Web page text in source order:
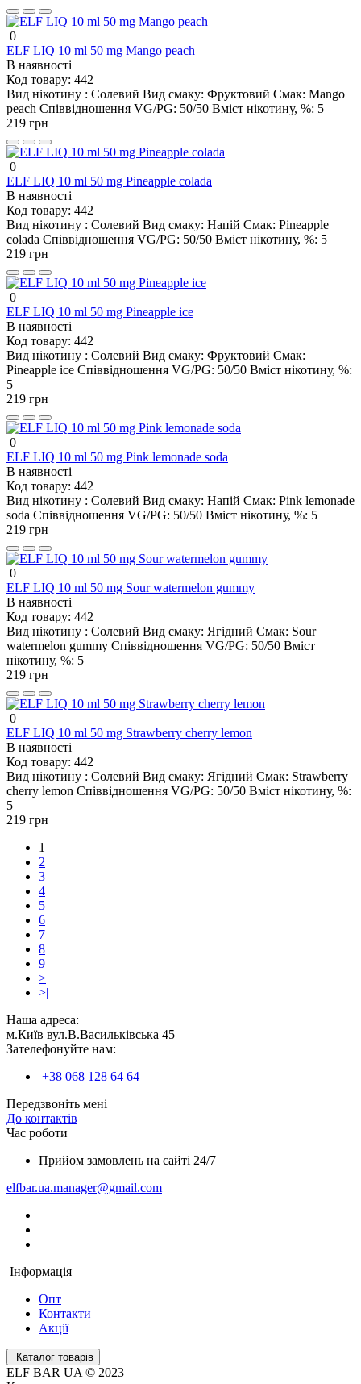
0
ELF LIQ 10 ml 50 mg Mango peach
В наявності
Код товару: 442
Вид нікотину : Солевий Вид смаку: Фруктовий Смак: Mango
peach Співвідношення VG/PG: 50/50 Вміст нікотину, %: 5
219 грн
0
ELF LIQ 10 ml 50 mg Pineapple colada
В наявності
Код товару: 442
Вид нікотину : Солевий Вид смаку: Напій Смак: Pineapple
colada Співвідношення VG/PG: 50/50 Вміст нікотину, %: 5
219 грн
0
ELF LIQ 10 ml 50 mg Pineapple ice
В наявності
Код товару: 442
Вид нікотину : Солевий Вид смаку: Фруктовий Смак:
Pineapple ice Співвідношення VG/PG: 50/50 Вміст нікотину, %:
5
219 грн
0
ELF LIQ 10 ml 50 mg Pink lemonade soda
В наявності
Код товару: 442
Вид нікотину : Солевий Вид смаку: Напій Смак: Pink lemonade
soda Співвідношення VG/PG: 50/50 Вміст нікотину, %: 5
219 грн
0
ELF LIQ 10 ml 50 mg Sour watermelon gummy
В наявності
Код товару: 442
Вид нікотину : Солевий Вид смаку: Ягідний Смак: Sour
watermelon gummy Співвідношення VG/PG: 50/50 Вміст
нікотину, %: 5
219 грн
0
ELF LIQ 10 ml 50 mg Strawberry cherry lemon
В наявності
Код товару: 442
Вид нікотину : Солевий Вид смаку: Ягідний Смак: Strawberry
cherry lemon Співвідношення VG/PG: 50/50 Вміст нікотину, %:
5
219 грн
1
2
3
4
5
6
7
8
9
>
>|
Наша адреса:
м.Київ вул.В.Васильківська 45
Зателефонуйте нам:
+38 068 128 64 64
Передзвоніть мені
До контактів
Час роботи
Прийом замовлень на сайті 24/7
elfbar.ua.manager@gmail.com
Інформація
Опт
Контакти
Акції
Каталог товарів
ELF BAR UA © 2023